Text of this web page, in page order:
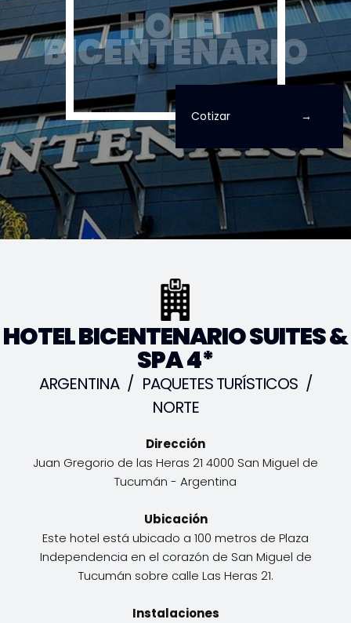
HOTEL
BICENTENARIO
Cotizar
HOTEL BICENTENARIO SUITES &
SPA 4*
ARGENTINA / PAQUETES TURÍSTICOS /
NORTE
Dirección
Juan Gregorio de las Heras 21 4000 San Miguel de
Tucumán - Argentina
Ubicación
Este hotel está ubicado a 100 metros de Plaza
Independencia en el corazón de San Miguel de
Tucumán sobre calle Las Heras 21.
Instalaciones